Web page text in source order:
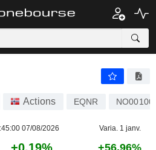
Actions EQNR
07/08/2026 Varia. 1 janv.
+56,96%